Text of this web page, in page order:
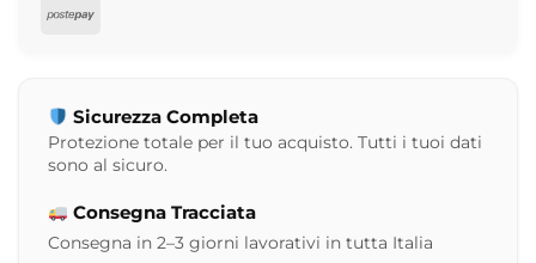
Postepay
Sicurezza Completa
Protezione totale per il tuo acquisto. Tutti i tuoi dati
sono al sicuro.
Consegna Tracciata
Consegna in 2–3 giorni lavorativi in tutta Italia